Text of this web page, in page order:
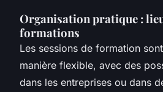
Organisation pratique :
formations
Les sessions de formation
manière flexible, avec des
dans les entreprises ou dans